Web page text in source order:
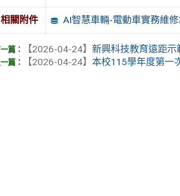
相關附件 AI智慧車輛-電動車實務維
【2026-04-24】新興科技教育遠距示
【2026-04-24】 本校115學年度第一